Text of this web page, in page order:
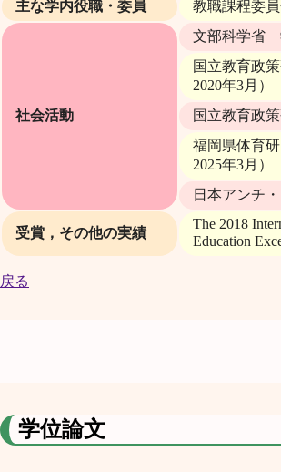
主な学内役職・委員
教職課程委
社会活動
文部科学省
国立教育政
2020年3月）
国立教育政
福岡県体育
2025年3月）
日本アンチ
受賞，その他の実績
The 2018
Education
戻る
学位論文